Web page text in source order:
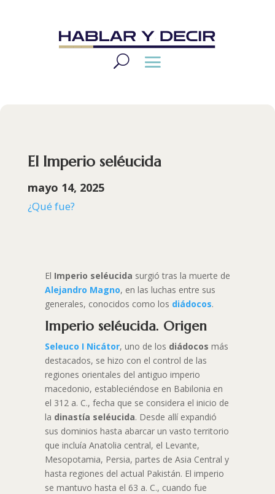
El Imperio seléucida
mayo 14, 2025
¿Qué fue?
El Imperio seléucida surgió tras la muerte de
Alejandro Magno, en las luchas entre sus
generales, conocidos como los diádocos.
Imperio seléucida. Origen
Seleuco I Nicátor, uno de los diádocos más
destacados, se hizo con el control de las
regiones orientales del antiguo imperio
macedonio, estableciéndose en Babilonia en
el 312 a. C., fecha que se considera el inicio de
la dinastía seléucida. Desde allí expandió
sus dominios hasta abarcar un vasto territorio
que incluía Anatolia central, el Levante,
Mesopotamia, Persia, partes de Asia Central y
hasta regiones del actual Pakistán. El imperio
se mantuvo hasta el 63 a. C., cuando fue